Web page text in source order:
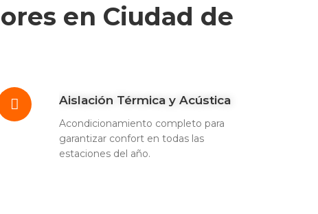
en Ciudad de
Aislación Térmica y Acústica
Acondicionamiento completo para
garantizar confort en todas las
estaciones del año.